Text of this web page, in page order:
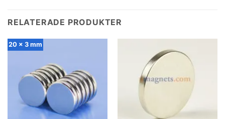
RELATERADE PRODUKTER
20 x 3 mm